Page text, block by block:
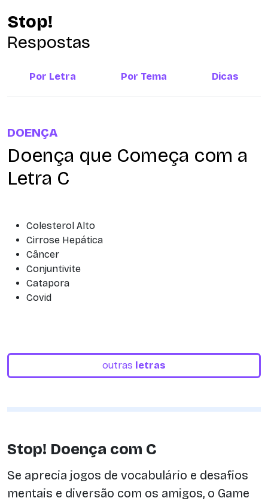
Stop!
Respostas
Por Letra Por Tema Dicas
DOENÇA
Doença que Começa com a
Letra C
Colesterol Alto
Cirrose Hepática
Câncer
Conjuntivite
Catapora
Covid
outras letras
Stop! Doença com C
Se aprecia jogos de vocabulário e desafios
mentais e diversão com os amigos, o Game